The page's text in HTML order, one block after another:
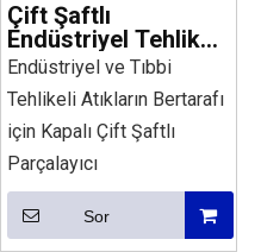
Çift Şaftlı
Endüstriyel Tehlikeli
Atık Parçalayıcı
Endüstriyel ve Tıbbi
Tehlikeli Atıkların Bertarafı
için Kapalı Çift Şaftlı
Parçalayıcı
Sor